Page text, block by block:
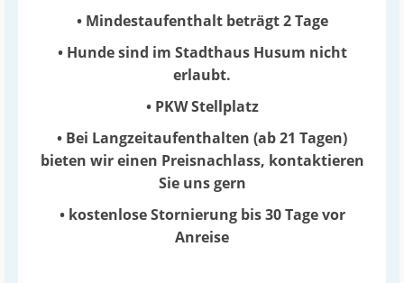
• Mindestaufenthalt beträgt 2 Tage
• Hunde sind im Stadthaus Husum nicht
erlaubt.
• PKW Stellplatz
• Bei Langzeitaufenthalten (ab 21 Tagen)
bieten wir einen Preisnachlass, kontaktieren
Sie uns gern
• kostenlose Stornierung bis 30 Tage vor
Anreise